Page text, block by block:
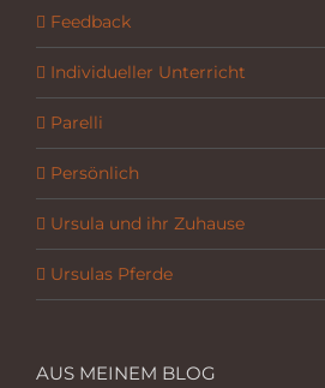
Feedback
Individueller Unterricht
Parelli
Persönlich
Ursula und ihr Zuhause
Ursulas Pferde
AUS MEINEM BLOG